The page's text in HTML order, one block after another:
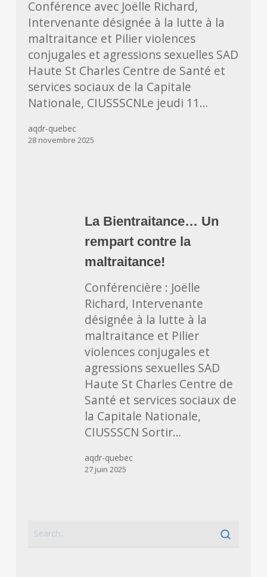
maltraitance!
Conférence avec Joëlle Richard,
Intervenante désignée à la lutte à la
maltraitance et Pilier violences
conjugales et agressions sexuelles SAD
Haute St Charles Centre de Santé et
services sociaux de la Capitale
Nationale, CIUSSSCNLe jeudi 11…
aqdr-quebec
28 novembre 2025
Bientraitance…
Un
rempart
contre
maltraitance!
La Bientraitance… Un
rempart contre la
maltraitance!
Conférencière : Joëlle
Richard, Intervenante
désignée à la lutte à la
maltraitance et Pilier
violences conjugales et
agressions sexuelles SAD
Haute St Charles Centre de
Santé et services sociaux de
la Capitale Nationale,
CIUSSSCN Sortir…
aqdr-quebec
27 juin 2025